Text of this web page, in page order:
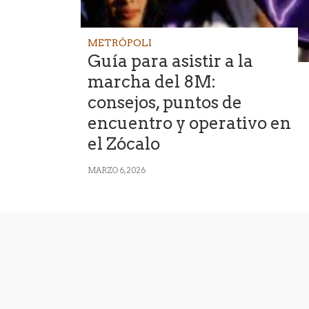
METRÓPOLI
Guía para asistir a la
marcha del 8M:
consejos, puntos de
encuentro y operativo en
el Zócalo
MARZO 6, 2026